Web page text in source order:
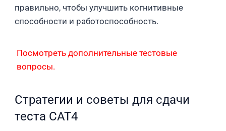
правильно, чтобы улучшить когнитивные
способности и работоспособность.
Посмотреть дополнительные тестовые
вопросы.
Стратегии и советы для сдачи
теста CAT4